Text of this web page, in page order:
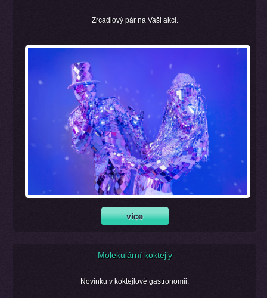
Zrcadlový pár na Vaši akci.
Molekulární koktejly
Novinku v koktejlové gastronomii.